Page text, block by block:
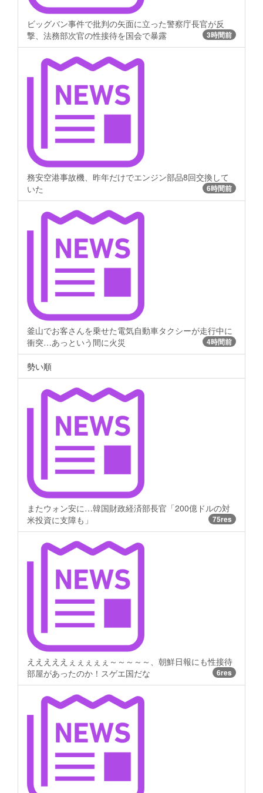
ビッグバン事件で批判の矢面に立った警察庁長官が反
撃、法務部次官の性接待を国会で暴露
3時間前
務安空港事故機、昨年だけでエンジン部品8回交換して
いた
6時間前
釜山でお客さんを乗せた電気自動車タクシーが走行中に
衝突…あっという間に火災
4時間前
勢い順
またウォン安に…韓国財政経済部長官「200億ドルの対
米投資に支障も」
75res
えええええぇぇぇぇぇ～～～～～、朝鮮日報にも性接待
部屋があったのか！スゲエ国だな
6res